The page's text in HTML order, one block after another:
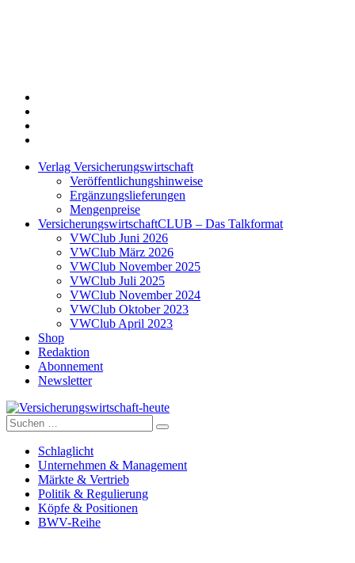
Verlag Versicherungswirtschaft
Veröffentlichungshinweise
Ergänzungslieferungen
Mengenpreise
VersicherungswirtschaftCLUB – Das Talkformat
VWClub Juni 2026
VWClub März 2026
VWClub November 2025
VWClub Juli 2025
VWClub November 2024
VWClub Oktober 2023
VWClub April 2023
Shop
Redaktion
Abonnement
Newsletter
Versicherungswirtschaft-heute
Suche
nach:
Schlaglicht
Unternehmen & Management
Märkte & Vertrieb
Politik & Regulierung
Köpfe & Positionen
BWV-Reihe